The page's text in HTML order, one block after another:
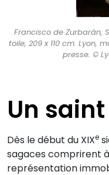
Francisco de Zurbarán,
toile, 209 x 110 cm. Lyon,
presse. ©
Un
Dès le début du XIXe
sagaces comprirent
représentation